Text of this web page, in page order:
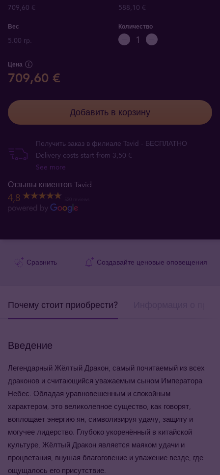
709,60 € 588,10 €
Вес
5.00 гр.
Количество
Цена
709,60 €
Добавить в корзину
Получить заказ в филиале Tavid - БЕСПЛАТНО
Delivery costs start from 3,50 €
See more
Отзывы клиентов Tavid
4,8
Сравнить Создавайте ценовые оповещения
Почему стоит приобрести?
Введение
Легендарный Жёлтый Дракон, самый почитаемый из всех
драконов и считающийся уважаемым сыном Императора
Небес. Обладая уравновешенным и спокойным
характером, это великолепное существо, как говорят,
воплощает энергию ян, символизируя удачу, защиту и
могучее лидерство. Глубоко укоренённый в китайской
культуре, Жёлтый Дракон является маяком удачи и
процветания, внушая благоговение и уважение везде, где
ощущалось его присутствие.